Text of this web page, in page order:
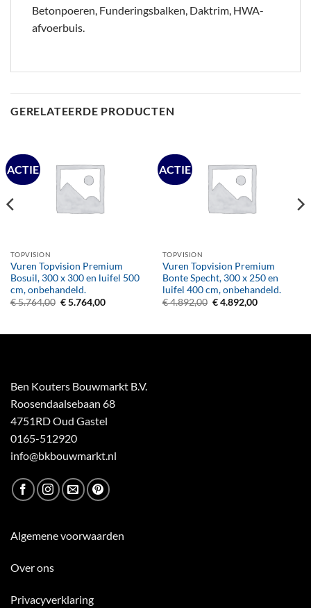
Betonpoeren, Funderingsbalken, Daktrim, HWA-
afvoerbuis.
GERELATEERDE PRODUCTEN
ACTIE
TOPVISION
Vuren Topvision Premium
Bosuil, 300 x 300 en luifel 500
cm, onbehandeld.
€5.764,00 Oorspronkelijke
€5.764,00Huidige
ACTIE
TOPVISION
Vuren Topvision Premium
Bonte Specht, 300 x 250 en
luifel 400 cm, onbehandeld.
€4.892,00 Oorspronkelijke
€4.892,00Huidige
Ben Kouters Bouwmarkt B.V.
Roosendaalsebaan 68
4751RD Oud Gastel
0165-512920
info@bkbouwmarkt.nl
Algemene voorwaarden
Over ons
Privacyverklaring